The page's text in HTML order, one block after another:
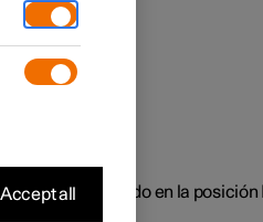
el encendido en la posición
Accept all